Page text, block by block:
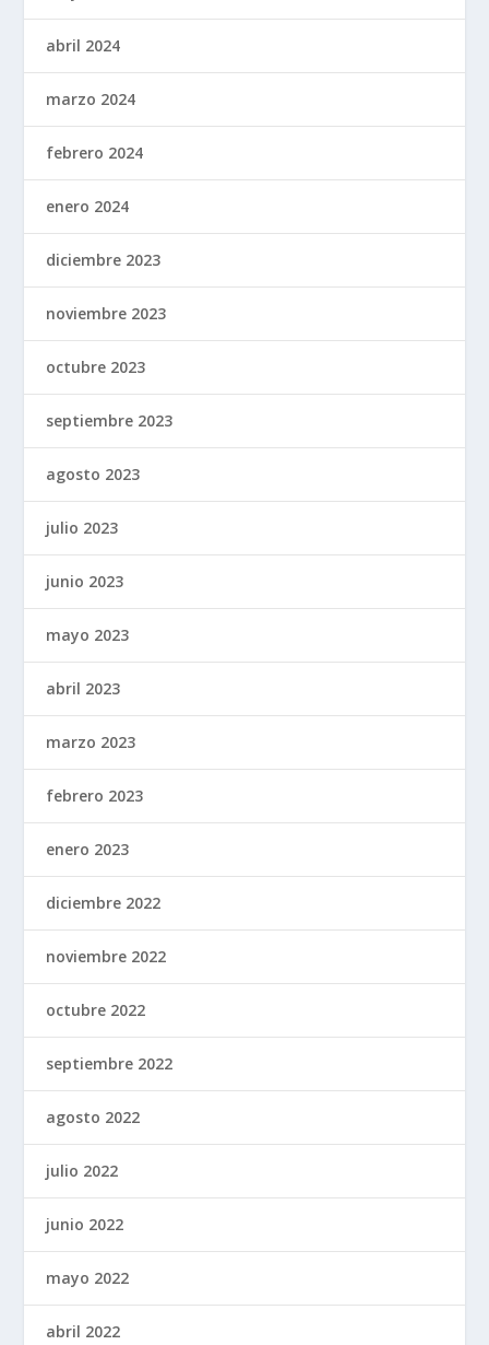
abril 2024
marzo 2024
febrero 2024
enero 2024
diciembre 2023
noviembre 2023
octubre 2023
septiembre 2023
agosto 2023
julio 2023
junio 2023
mayo 2023
abril 2023
marzo 2023
febrero 2023
enero 2023
diciembre 2022
noviembre 2022
octubre 2022
septiembre 2022
agosto 2022
julio 2022
junio 2022
mayo 2022
abril 2022